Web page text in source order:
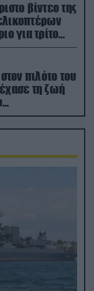
βίντεο της
για τρίτο
πιλότο του
τη ζωή